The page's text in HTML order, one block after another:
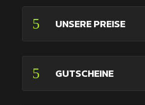
5 UNSERE PREISE
5 GUTSCHEINE